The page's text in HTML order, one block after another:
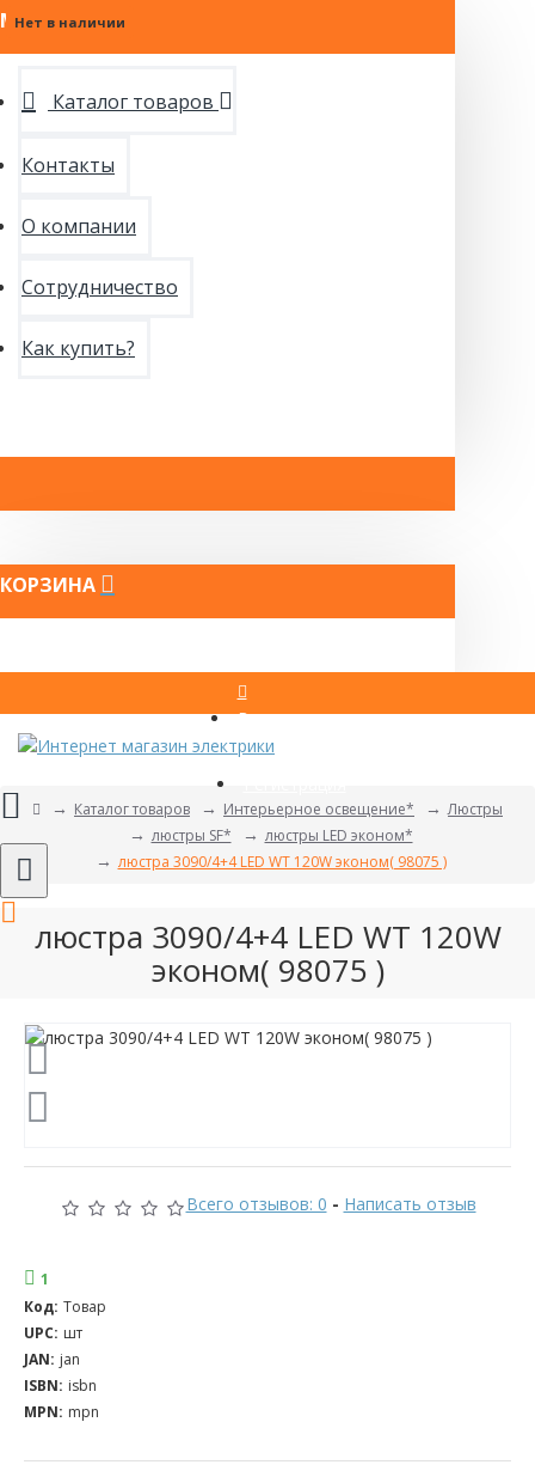
МЕНЮ
Каталог товаров
Контакты
О компании
Сотрудничество
Как купить?
КОРЗИНА
Вход
Каталог товаров Интерьерное освещение*
Люстры
люстры SF*
люстры LED эконом*
люстра 3090/4+4 LED WT 120W эконом( 98075 )
люстра 3090/4+4 LED WT 120W
эконом( 98075 )
Всего отзывов: 0 - Написать отзыв
1
Код: Товар
UPC: шт
JAN: jan
ISBN: isbn
MPN: mpn
Нет в наличии
Нет в наличии
Нет в наличии